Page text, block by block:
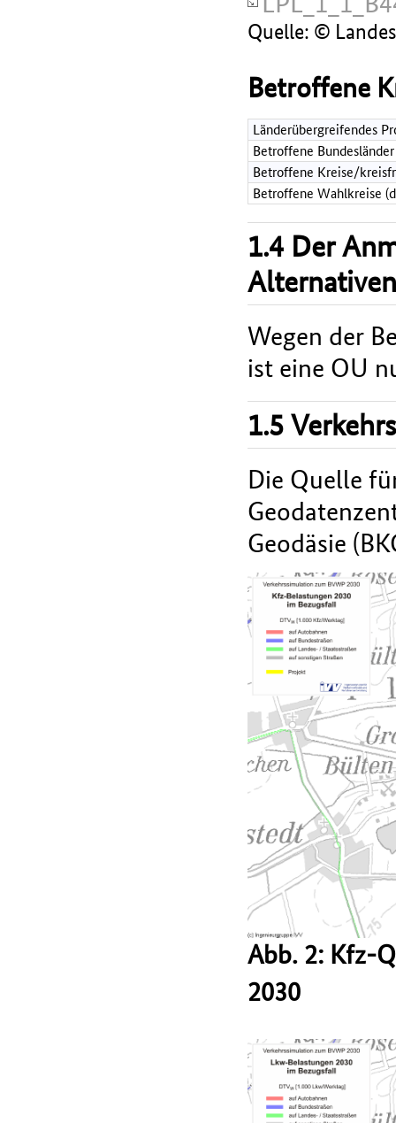
Quelle: ©
Betroffene
Länderübergreifendes
Betroffene Bundesländer
Betroffene Kreise/
Betroffene Wahlkreise
1.4 Der
Wegen der
ist eine OU
1.5
Die Quelle
Geodäsie
Abb. 2: Kfz-
2030